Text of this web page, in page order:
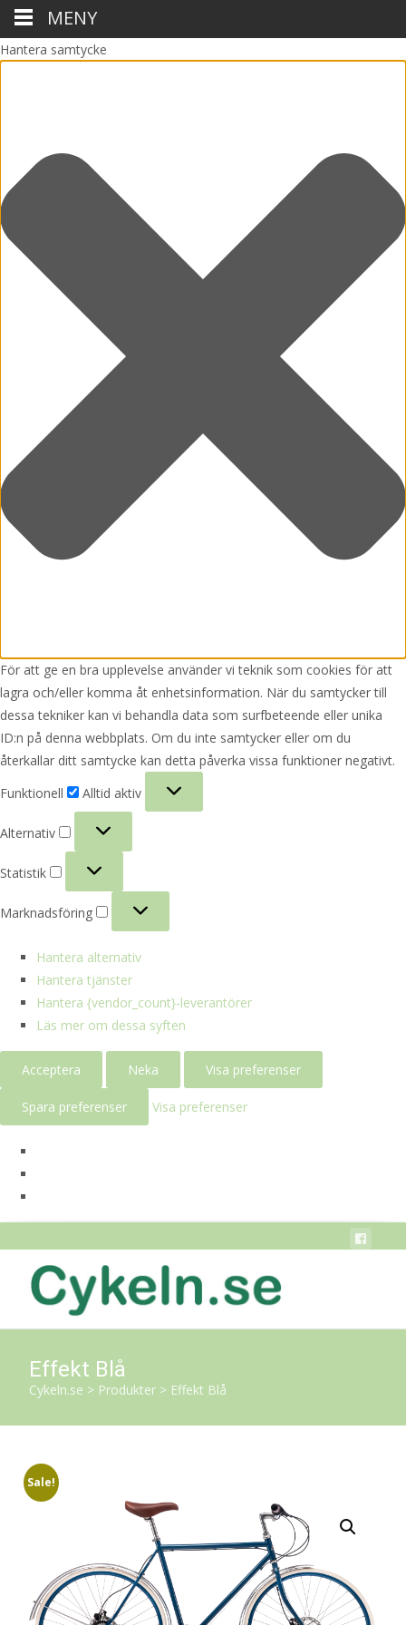
Hantera samtycke
För att ge en bra upplevelse använder vi teknik som cookies för att
lagra och/eller komma åt enhetsinformation. När du samtycker till
dessa tekniker kan vi behandla data som surfbeteende eller unika
ID:n på denna webbplats. Om du inte samtycker eller om du
återkallar ditt samtycke kan detta påverka vissa funktioner negativt.
Funktionell
Alltid aktiv
Alternativ
Statistik
Marknadsföring
Hantera alternativ
Hantera tjänster
Hantera {vendor_count}-leverantörer
Läs mer om dessa syften
Acceptera Neka Visa preferenser
Spara preferenser Visa preferenser
Effekt Blå
Cykeln.se > Produkter > Effekt Blå
Sale!
MENY